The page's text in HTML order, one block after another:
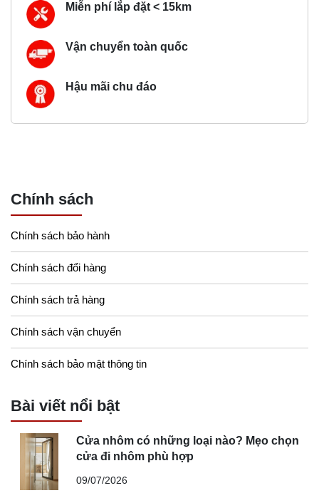
Miễn phí lắp đặt < 15km
Vận chuyển toàn quốc
Hậu mãi chu đáo
Chính sách
Chính sách bảo hành
Chính sách đổi hàng
Chính sách trả hàng
Chính sách vận chuyển
Chính sách bảo mật thông tin
Bài viết nổi bật
Cửa nhôm có những loại nào? Mẹo chọn
cửa đi nhôm phù hợp
09/07/2026